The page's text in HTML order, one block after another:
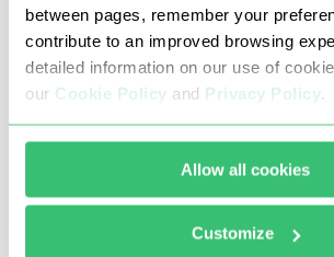
between pages, remember your
contribute to an improved browsing
detailed information on our use of
our Cookie Policy and Privacy Policy.
Allow all cookies
Customize
로 고품질의 원활한 운영을 위해 안정적
요합니다.
목적에 적합하지 않습니다. 봇에 연결된
수 있으므로 프로모션 자동화가 원하는